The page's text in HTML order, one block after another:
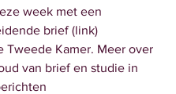
week met een
brief (link)
Tweede Kamer. Meer over
van brief en studie in